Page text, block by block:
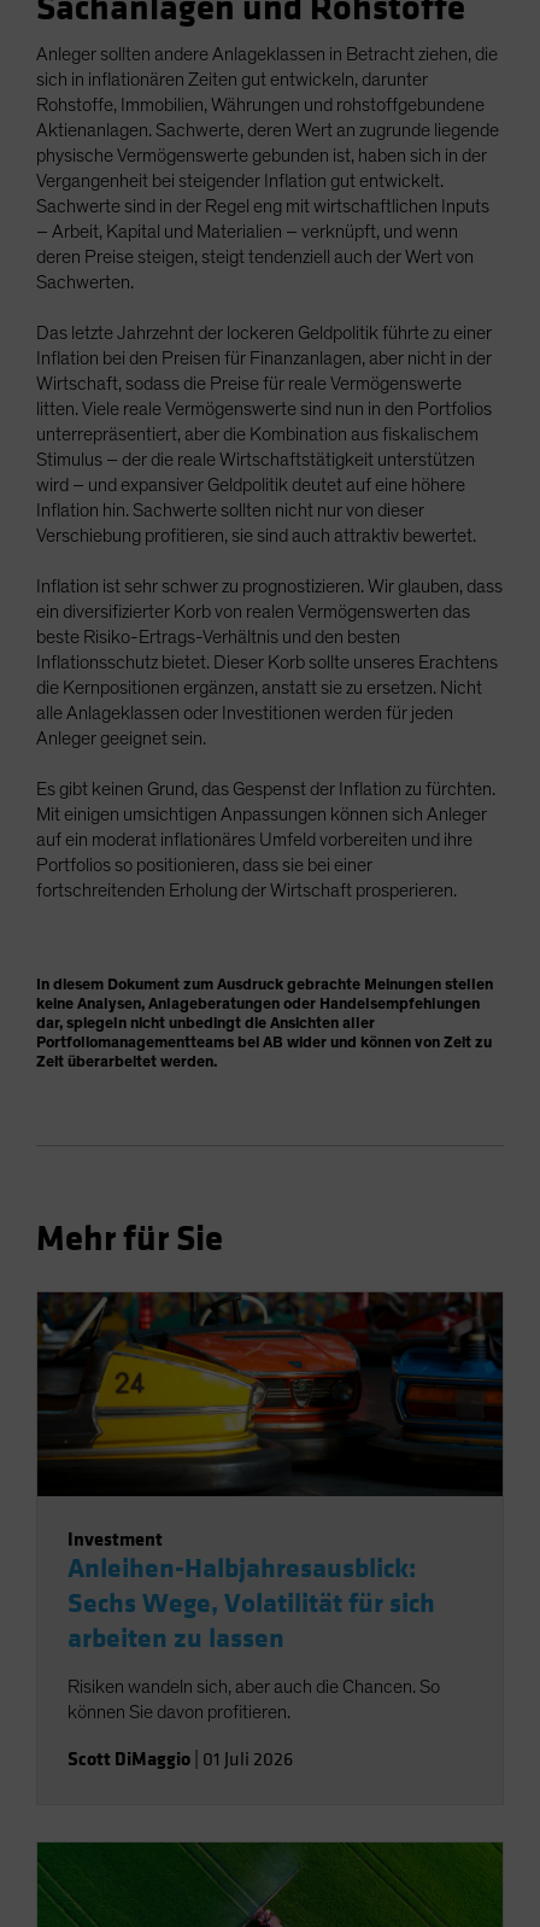
Sachanlagen und Rohstoffe
Anleger sollten andere Anlageklassen in Betracht ziehen, die
sich in inflationären Zeiten gut entwickeln, darunter
Rohstoffe, Immobilien, Währungen und rohstoffgebundene
Aktienanlagen. Sachwerte, deren Wert an zugrunde liegende
physische Vermögenswerte gebunden ist, haben sich in der
Vergangenheit bei steigender Inflation gut entwickelt.
Sachwerte sind in der Regel eng mit wirtschaftlichen Inputs
– Arbeit, Kapital und Materialien – verknüpft, und wenn
deren Preise steigen, steigt tendenziell auch der Wert von
Sachwerten.
Das letzte Jahrzehnt der lockeren Geldpolitik führte zu einer
Inflation bei den Preisen für Finanzanlagen, aber nicht in der
Wirtschaft, sodass die Preise für reale Vermögenswerte
litten. Viele reale Vermögenswerte sind nun in den Portfolios
unterrepräsentiert, aber die Kombination aus fiskalischem
Stimulus – der die reale Wirtschaftstätigkeit unterstützen
wird – und expansiver Geldpolitik deutet auf eine höhere
Inflation hin. Sachwerte sollten nicht nur von dieser
Verschiebung profitieren, sie sind auch attraktiv bewertet.
Inflation ist sehr schwer zu prognostizieren. Wir glauben, dass
ein diversifizierter Korb von realen Vermögenswerten das
beste Risiko-Ertrags-Verhältnis und den besten
Inflationsschutz bietet. Dieser Korb sollte unseres Erachtens
die Kernpositionen ergänzen, anstatt sie zu ersetzen. Nicht
alle Anlageklassen oder Investitionen werden für jeden
Anleger geeignet sein.
Es gibt keinen Grund, das Gespenst der Inflation zu fürchten.
Mit einigen umsichtigen Anpassungen können sich Anleger
auf ein moderat inflationäres Umfeld vorbereiten und ihre
Portfolios so positionieren, dass sie bei einer
fortschreitenden Erholung der Wirtschaft prosperieren.
In diesem Dokument zum Ausdruck gebrachte Meinungen stellen
keine Analysen, Anlageberatungen oder Handelsempfehlungen
dar, spiegeln nicht unbedingt die Ansichten aller
Portfoliomanagementteams bei AB wider und können von Zeit zu
Zeit überarbeitet werden.
Mehr für Sie
Investment
Anleihen-Halbjahresausblick:
Sechs Wege, Volatilität für sich
arbeiten zu lassen
Risiken wandeln sich, aber auch die Chancen. So
können Sie davon profitieren.
Scott DiMaggio 01 Juli 2026